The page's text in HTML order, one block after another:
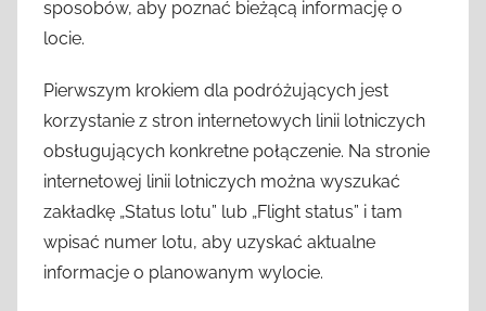
sposobów, aby poznać bieżącą informację o
locie.
Pierwszym krokiem dla podróżujących jest
korzystanie z stron internetowych linii lotniczych
obsługujących konkretne połączenie. Na stronie
internetowej linii lotniczych można wyszukać
zakładkę „Status lotu” lub „Flight status” i tam
wpisać numer lotu, aby uzyskać aktualne
informacje o planowanym wylocie.